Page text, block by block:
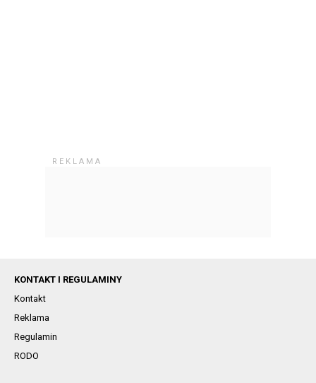
KONTAKT I REGULAMINY
Kontakt
Reklama
Regulamin
RODO